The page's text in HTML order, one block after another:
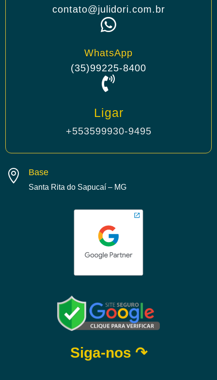
contato@julidori.com.br

WhatsApp
(35)99225-8400

Ligar
+553599930-9495
 Base
Santa Rita do Sapucaí – MG
Siga-nos ↷